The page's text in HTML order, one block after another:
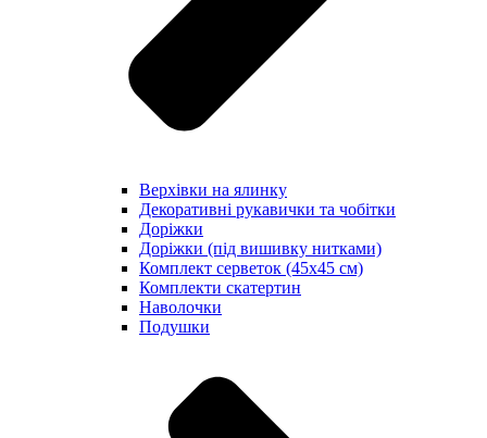
Верхівки на ялинку
Декоративні рукавички та чобітки
Доріжки
Доріжки (під вишивку нитками)
Комплект серветок (45х45 см)
Комплекти скатертин
Наволочки
Подушки